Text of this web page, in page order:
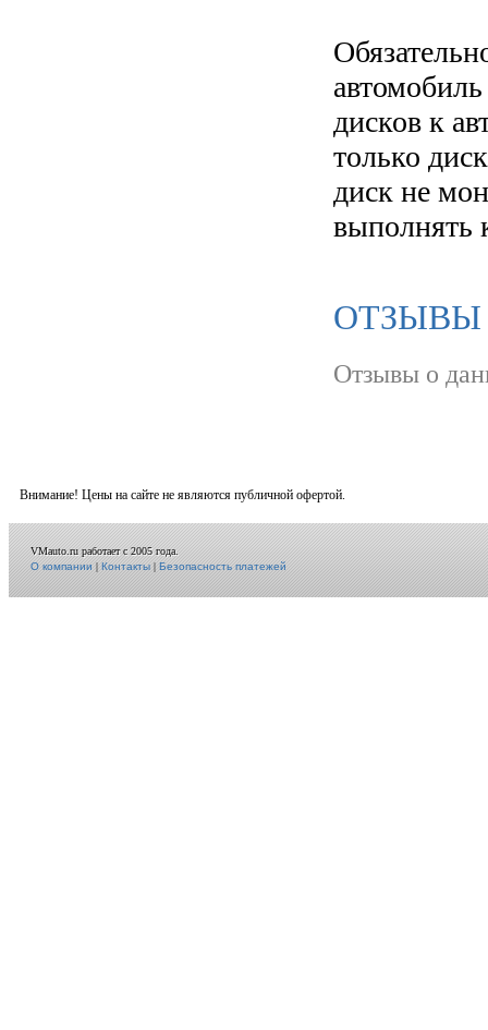
дисков к
только
диск не
выполнять
ОТЗЫВЫ
Отзывы о
Внимание! Цены на сайте не являются публичной офертой.
VMauto.ru работает с 2005 года.
О компании|Контакты|Безопасность платежей